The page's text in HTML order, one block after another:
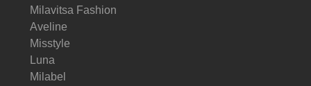
Milavitsa Fashion
Aveline
Misstyle
Luna
Milabel